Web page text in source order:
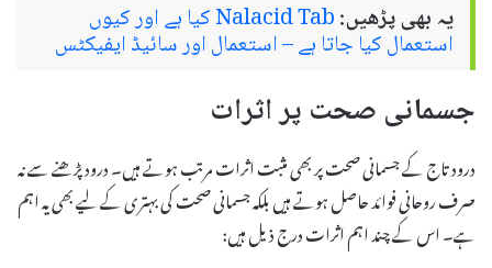
یہ بھی پڑھیں: Nalacid Tab کیا ہے اور کیوں
استعمال کیا جاتا ہے – استعمال اور سائیڈ ایفیکٹس
جسمانی صحت پر اثرات
درود تاج کے جسمانی صحت پر بھی مثبت اثرات مرتب ہوتے ہیں۔ درود پڑھنے سے نہ
صرف روحانی فوائد حاصل ہوتے ہیں بلکہ جسمانی صحت کی بہتری کے لیے بھی یہ اہم
ہے۔ اس کے چند اہم اثرات درج ذیل ہیں: